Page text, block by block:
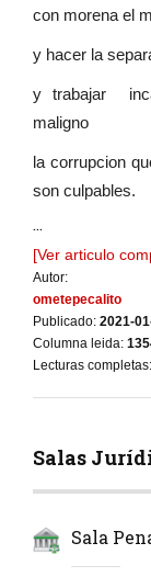
con morena el
y hacer la
y trabajar
maligno
la corrupcion
son culpables.
...
[Ver articulo
Autor:
ometepecalito
Publicado: 2021-
Columna leida:
Lecturas completas:
Salas
Sala